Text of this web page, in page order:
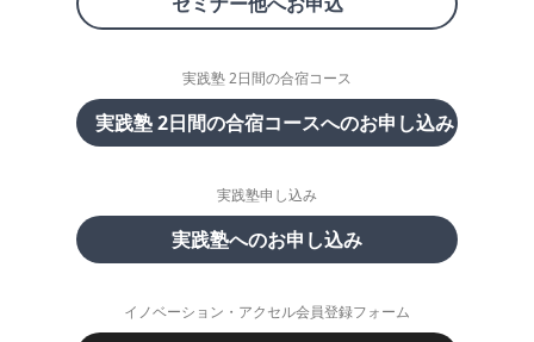
実践塾 2日間の合宿コース
実践塾 2日間の合宿コースへのお申し込み
実践塾申し込み
実践塾へのお申し込み
イノベーション・アクセル会員登録フォーム